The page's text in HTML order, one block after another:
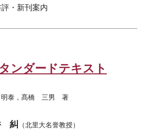
評・新刊案内
ンダードテキスト
泰，髙橋 三男 著
糾 （北里大名誉教授）